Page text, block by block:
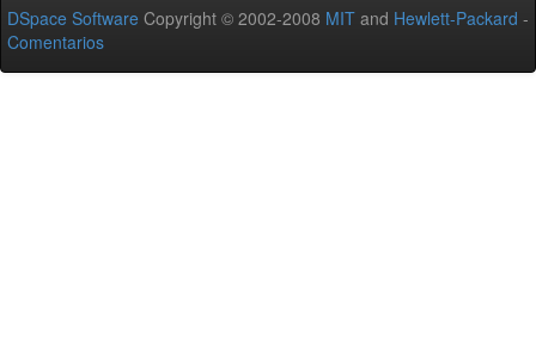
DSpace Software Copyright © 2002-2008 MIT and Hewlett-Packard -
Comentarios